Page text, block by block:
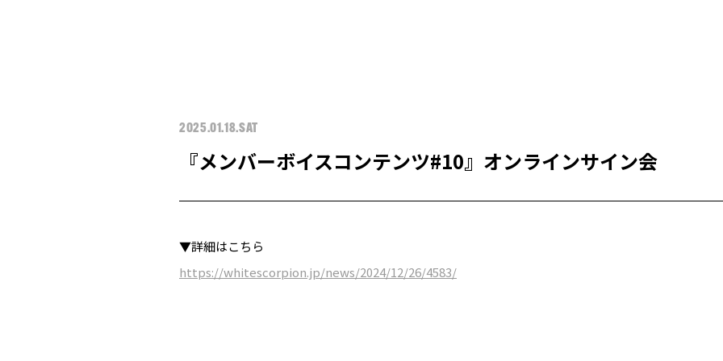
2025.01.18.SAT
『メンバーボイスコンテンツ#10』オンラインサイン会
▼詳細はこちら
https://whitescorpion.jp/news/2024/12/26/4583/